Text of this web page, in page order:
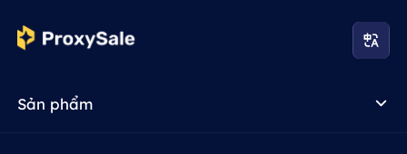
Sản phẩm